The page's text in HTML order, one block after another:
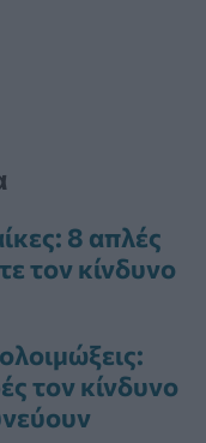
8 απλές
τον κίνδυνο
τον κίνδυνο